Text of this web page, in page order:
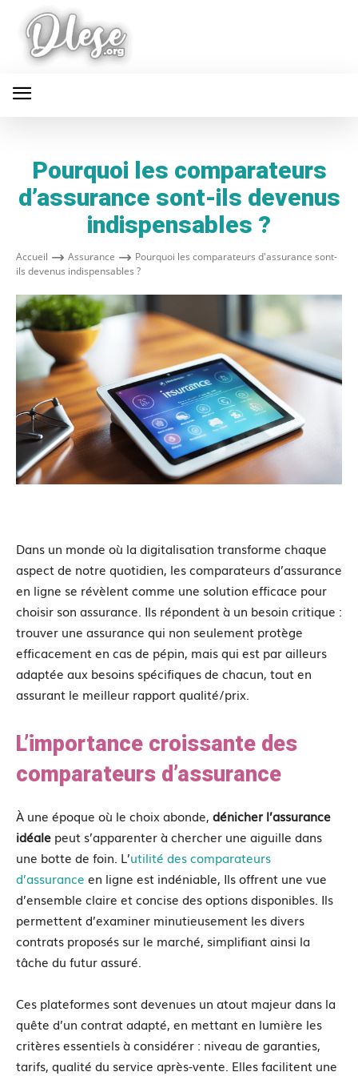
Pourquoi les comparateurs
d’assurance sont-ils devenus
indispensables ?
Accueil Assurance
Pourquoi les comparateurs d'assurance sont-
ils devenus indispensables ?
Dans un monde où la digitalisation transforme chaque
aspect de notre quotidien, les comparateurs d’assurance
en ligne se révèlent comme une solution efficace pour
choisir son assurance. Ils répondent à un besoin critique :
trouver une assurance qui non seulement protège
efficacement en cas de pépin, mais qui est par ailleurs
adaptée aux besoins spécifiques de chacun, tout en
assurant le meilleur rapport qualité/prix.
L’importance croissante des
comparateurs d’assurance
À une époque où le choix abonde, dénicher l’assurance
idéale peut s’apparenter à chercher une aiguille dans
une botte de foin. L’utilité des comparateurs
d’assurance en ligne est indéniable, Ils offrent une vue
d’ensemble claire et concise des options disponibles. Ils
permettent d’examiner minutieusement les divers
contrats proposés sur le marché, simplifiant ainsi la
tâche du futur assuré.
Ces plateformes sont devenues un atout majeur dans la
quête d’un contrat adapté, en mettant en lumière les
critères essentiels à considérer : niveau de garanties,
tarifs, qualité du service après-vente. Elles facilitent une